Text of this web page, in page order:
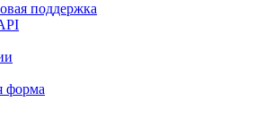
поддержка
форма